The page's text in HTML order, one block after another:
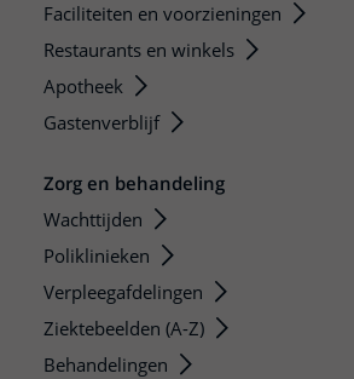
Faciliteiten en voorzieningen
Restaurants en winkels
Apotheek
Gastenverblijf
Zorg en behandeling
Wachttijden
Poliklinieken
Verpleegafdelingen
Ziektebeelden (A-Z)
Behandelingen